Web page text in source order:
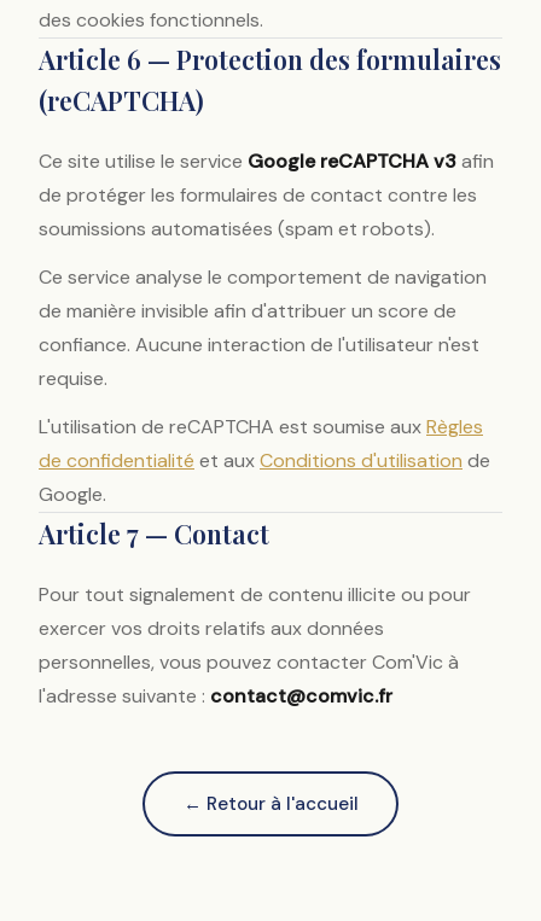
des cookies fonctionnels.
Article 6 — Protection des formulaires
(reCAPTCHA)
Ce site utilise le service Google reCAPTCHA v3afin
de protéger les formulaires de contact contre les
soumissions automatisées (spam et robots).
Ce service analyse le comportement de navigation
de manière invisible afin d'attribuer un score de
confiance. Aucune interaction de l'utilisateur n'est
requise.
L'utilisation de reCAPTCHA est soumise auxRègles
de confidentialité et auxConditions d'utilisation de
Google.
Article 7 — Contact
Pour tout signalement de contenu illicite ou pour
exercer vos droits relatifs aux données
personnelles, vous pouvez contacter Com'Vic à
l'adresse suivante : contact@comvic.fr
← Retour à l'accueil